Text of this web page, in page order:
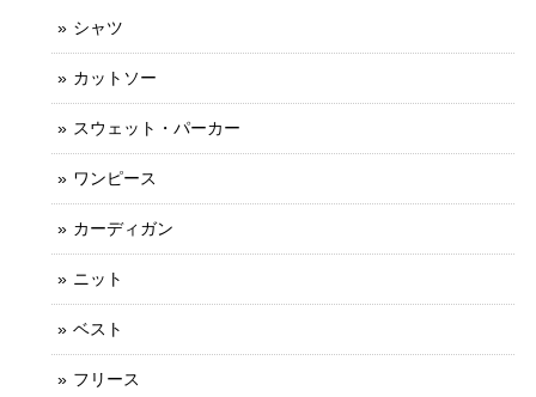
シャツ
カットソー
スウェット・パーカー
ワンピース
カーディガン
ニット
ベスト
フリース